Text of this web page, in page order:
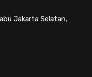
Jakarta Selatan,